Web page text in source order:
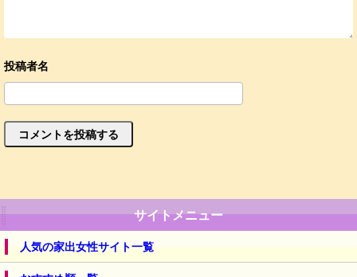
サイトメニュー
人気の家出女性サイト一覧